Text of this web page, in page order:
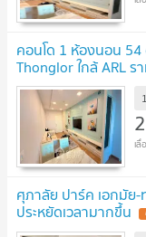
คอนโด 1 ห้องนอน 54
Thonglor ใกล้ ARL
ศุภาลัย ปาร์ค เอกมัย
ประหยัดเวลามากขึ้น